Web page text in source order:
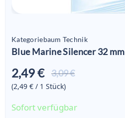
Kategoriebaum Technik
Blue Marine Silencer 32 mm
3,09 €
2,49 €
Aktueller
(2,49 € / 1 Stück)
Sofort verfügbar